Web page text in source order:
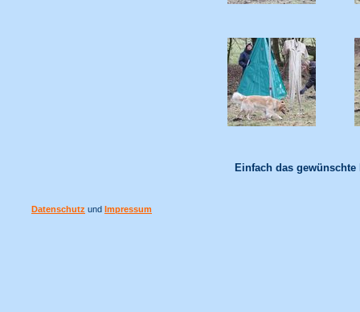
Einfach das
Datenschutz und Impressum